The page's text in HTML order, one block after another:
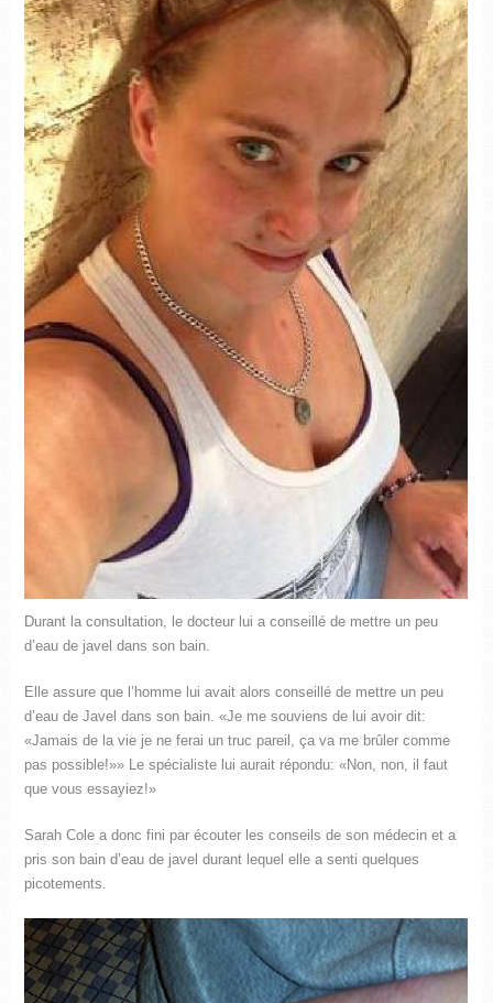
Durant la consultation, le docteur lui a conseillé de mettre un peu
d’eau de javel dans son bain.
Elle assure que l’homme lui avait alors conseillé de mettre un peu
d’eau de Javel dans son bain. «Je me souviens de lui avoir dit:
«Jamais de la vie je ne ferai un truc pareil, ça va me brûler comme
pas possible!»» Le spécialiste lui aurait répondu: «Non, non, il faut
que vous essayiez!»
Sarah Cole a donc fini par écouter les conseils de son médecin et a
pris son bain d’eau de javel durant lequel elle a senti quelques
picotements.